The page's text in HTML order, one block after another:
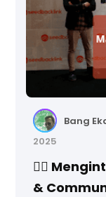
Bang
2025
🕵🏻
&